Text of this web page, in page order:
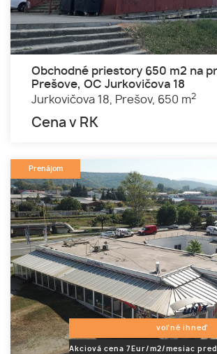
Obchodné priestory 650 m2 na
Prešove, OC Jurkovičova 18
Jurkovičova 18,
Prešov, 650 m2
Cena v RK
Prenájom
voľné ihneď
Akciová cena 7Eur/m2/mesiac